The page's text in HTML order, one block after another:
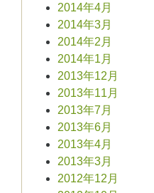
2014年4月
2014年3月
2014年2月
2014年1月
2013年12月
2013年11月
2013年7月
2013年6月
2013年4月
2013年3月
2012年12月